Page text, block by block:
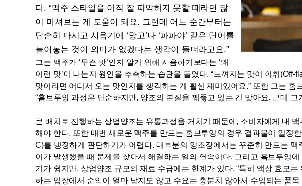
다. “맥주 스타일을 아직 잘 파악하지 못할 때라면 많
이 마셔보는 게 도움이 돼요. 그런데 어느 순간부터는
단순히 마시고 시음기에 ‘망고’나 ‘파파야’ 같은 단어를
늘어놓는 것이 의미가 없겠다는 생각이 들더라고요.”
그는 맥주가 ‘무슨 맛’인지 알기 위해 시음하기보다는 ‘왜
이런 맛’이 나는지 원인을 추측하는 습관을 들였다. “느껴지는 맛이 이취(Off-
맛이라면 어디서 오는 맛인지를 생각하는 게 훨씬 재미있어요.” 또한 그는
“홈브루잉 과정은 단순하지만, 양조의 본질을 꿰뚫고 있는 건 맞아요. 근데 그
큰 배치로 진행하는 상업양조는 유통과정을 거치기 때문에, 소비자에게 내
해야 한다. 또한 매번 새로운 맥주를 만드는 홈브루잉의 경우 결과물이 일정
C)를 냉정하게 판단하기가 어렵다. 대부분의 양조장에서는 꾸준히 만드는
이가 발생했을 때 문제를 찾아서 해결하는 일의 연속이다. 그리고 홈브루잉
기가 쉽지만, 상업양조 규모의 재료 수급에는 한계가 있다. “특히 액상 효모
하는 입장에서 순익이 얼마 남지도 않고 수요는 충분치 않아서 수입되는 품목